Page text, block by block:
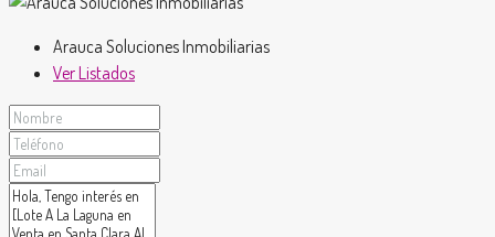
Arauca Soluciones Inmobiliarias
Ver Listados